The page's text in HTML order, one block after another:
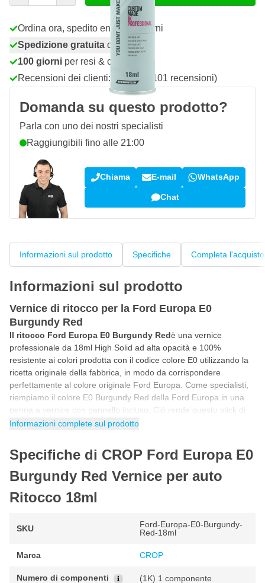
Ordina ora, spedito entro 3-4 giorni
Spedizione gratuita da 150,- €
100 giorni per resi & cambi
Recensioni dei clienti:
4,58/5 (7.101 recensioni)
Domanda su questo prodotto?
Parla con uno dei nostri specialisti
Raggiungibili fino alle 21:00
Chiama E-mail WhatsApp
Chat
Informazioni sul prodotto Specifiche Completa l'acquisto
Informazioni sul prodotto
Vernice di ritocco per la Ford Europa E0
Burgundy Red
Il ritocco Ford Europa E0 Burgundy Redè una vernice
professionale da 18ml High Solid ad alta opacità e 100%
resistente ai colori prodotta con il codice colore E0 utilizzando la
ricetta originale della fabbrica, in modo da corrispondere
perfettamente al colore originale Ford Europa. Come specialisti,
riempiamo il colore E0 Burgundy Red della Ford Europa in una
penna a vernice con pennello incluso. Ciò rende questo stick di
vernice per auto Ford Europa E0 Burgundy Red ideale per
piccoli danni alla vernice dell'auto.
Come ritoccare con la vernice Ford Europa E0
Burgundy Red
Puoi ritoccare la vernice per auto Ford Europa E0 in 5 semplici
seguito avrai la certezza di utilizzare correttamente il colore Ford
Europa per un risultato fantastico e originale di fabbrica.
Agitare il barattolo di vernice per auto prima dell'uso in modo
Prima di iniziare, fare sempre una prova con un pezzo di prova
Informazioni complete sul prodotto
Specifiche di CROP Ford Europa E0
Burgundy Red Vernice per auto
Ritocco 18ml
SKU
Ford-Europa-E0-Burgundy-
Red-18ml
Marca CROP
Numero di componenti (1K) 1 componente